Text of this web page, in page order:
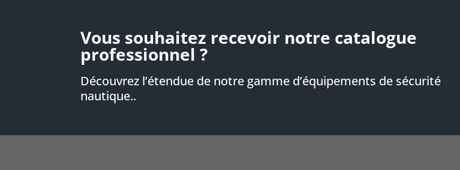
Vous souhaitez recevoir notre catalogue
professionnel ?
Découvrez l’étendue de notre gamme d’équipements de sécurité
nautique..